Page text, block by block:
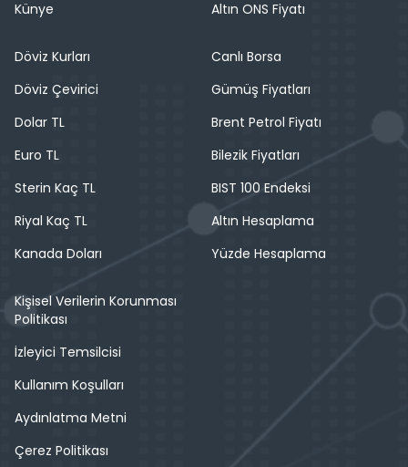
Künye
Altın ONS Fiyatı
Döviz Kurları
Döviz Çevirici
Dolar TL
Euro TL
Sterin Kaç TL
Riyal Kaç TL
Kanada Doları
Canlı Borsa
Gümüş Fiyatları
Brent Petrol Fiyatı
Bilezik Fiyatları
BIST 100 Endeksi
Altın Hesaplama
Yüzde Hesaplama
Kişisel Verilerin Korunması
Politikası
İzleyici Temsilcisi
Kullanım Koşulları
Aydınlatma Metni
Çerez Politikası